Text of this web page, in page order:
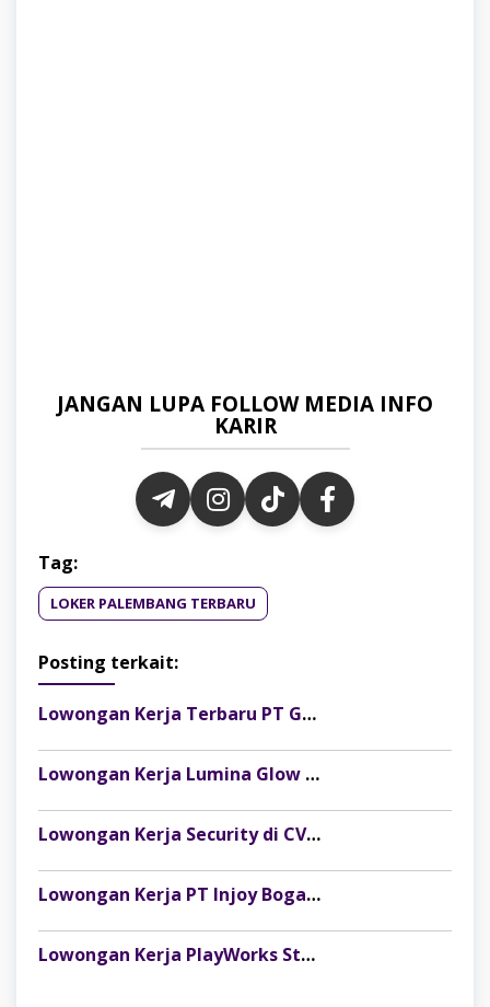
JANGAN LUPA FOLLOW MEDIA INFO
KARIR
Tag:
LOKER PALEMBANG TERBARU
Posting terkait:
Lowongan Kerja Terbaru PT Gelora Citra Kimia Abadi Palembang
Lowongan Kerja Lumina Glow Clinic & Salon Palembang Terbaru
Lowongan Kerja Security di CV Indosteel Sumber Berkat Palembang
Lowongan Kerja PT Injoy Boga Indonesia (Distributor Es Krim Aice Palembang)
Lowongan Kerja PlayWorks Store Palembang Trade Centre Terbaru